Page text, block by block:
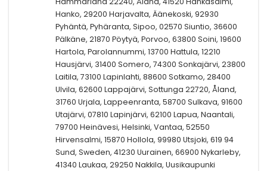
Hanko, 29200 Harjavalta, Äänekoski, 92930
Pyhäntä, Pyhäranta, Sipoo, 02570 Siuntio, 36600
Pälkäne, 21870 Pöytyä, Porvoo, 63800 Soini, 19600
Hartola, Parolannummi, 13700 Hattula, 12210
Hausjärvi, 31400 Somero, 74300 Sonkajärvi, 23800
Laitila, 73100 Lapinlahti, 88600 Sotkamo, 28400
Ulvila, 62600 Lappajärvi, Sottunga 22720, Åland,
31760 Urjala, Lappeenranta, 58700 Sulkava, 91600
Utajärvi, 07810 Lapinjärvi, 62100 Lapua, Naantali,
79700 Heinävesi, Helsinki, Vantaa, 52550
Hirvensalmi, 15870 Hollola, 99980 Utsjoki, 619 94
Sund, Sweden, 41230 Uurainen, 66900 Nykarleby,
41340 Laukaa, 29250 Nakkila, Uusikaupunki